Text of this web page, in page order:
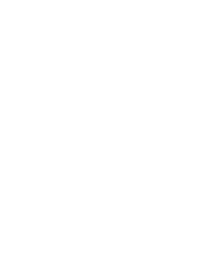
ご了承くだ
記載されて
未対応品が
月12日よ